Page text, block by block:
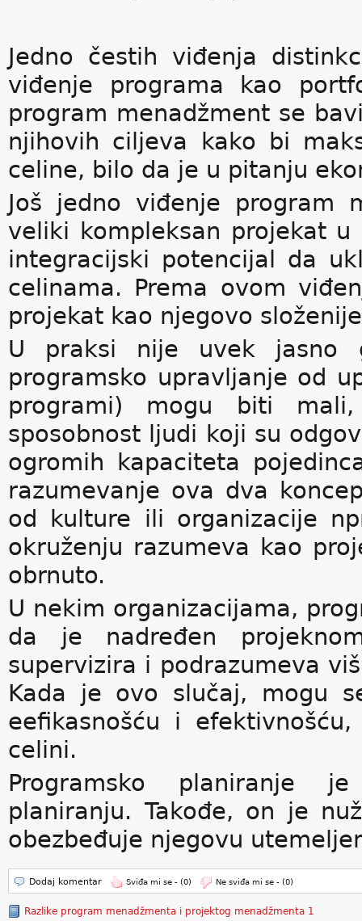
Jedno čestih viđenja
viđenje programa kao
program menadžment se
njihovih ciljeva kako bi
celine, bilo da je u pitanju
Još jedno viđenje program
veliki kompleksan projekat
integracijski potencijal da
celinama. Prema ovom
projekat kao njegovo
U praksi nije uvek jasno
programsko upravljanje od
programi) mogu biti
sposobnost ljudi koji su
ogromih kapaciteta
razumevanje ova dva
od kulture ili organizacije
okruženju razumeva kao
obrnuto.
U nekim organizacijama,
da je nadređen
supervizira i podrazumeva
Kada je ovo slučaj, mogu
eefikasnošću i
celini.
Programsko planiranje
planiranju. Takođe, on je
obezbeđuje njegovu
Dodaj komentar Sviđa mi se - (0) Ne sviđa mi se - (0)
Razlike program menadžmenta i projektog menadžmenta 1